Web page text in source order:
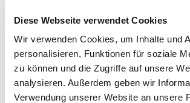
Diese Webseite verwendet Cookies
Wir verwenden Cookies, um Inhalte und
personalisieren, Funktionen für soziale
zu können und die Zugriffe auf unsere
analysieren. Außerdem geben wir
Verwendung unserer Website an unsere